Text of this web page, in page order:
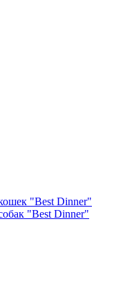
"Best Dinner"
"Best Dinner"